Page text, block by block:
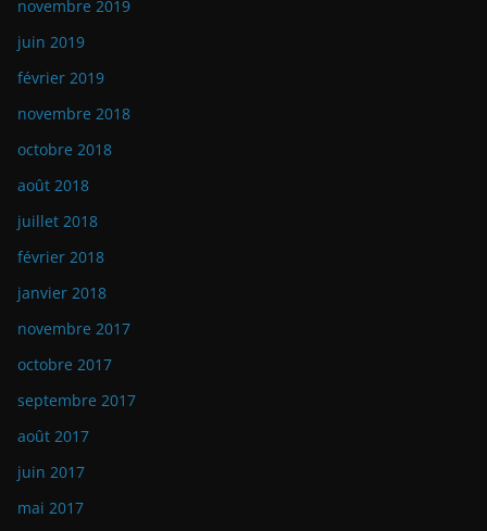
novembre 2019
juin 2019
février 2019
novembre 2018
octobre 2018
août 2018
juillet 2018
février 2018
janvier 2018
novembre 2017
octobre 2017
septembre 2017
août 2017
juin 2017
mai 2017